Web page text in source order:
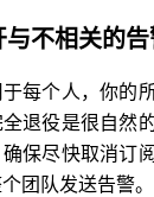
与不相关的
每个人，你的
全退役是很自然
保尽快取消订
团队发送告警